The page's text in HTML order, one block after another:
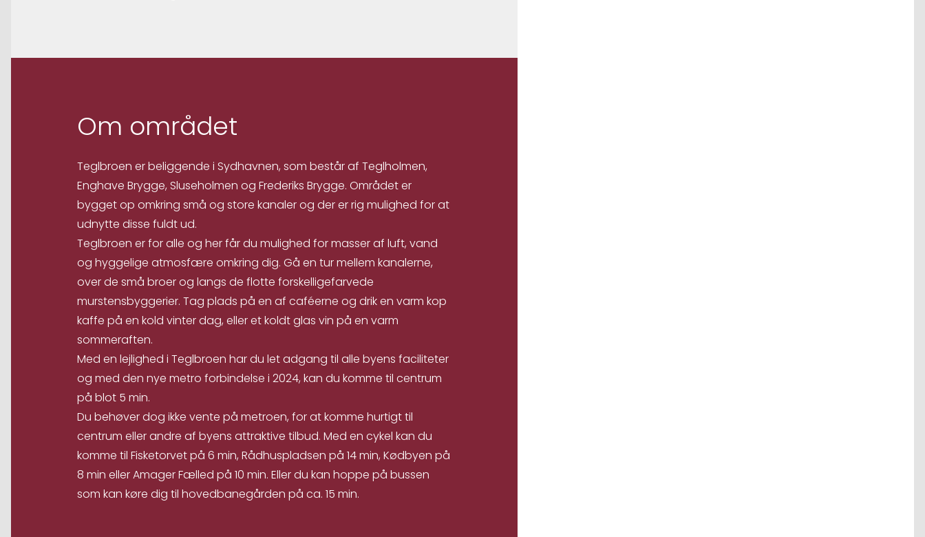
Om området
Teglbroen er beliggende i Sydhavnen, som består af Teglholmen,
Enghave Brygge, Sluseholmen og Frederiks Brygge. Området er
bygget op omkring små og store kanaler og der er rig mulighed for at
udnytte disse fuldt ud.
Teglbroen er for alle og her får du mulighed for masser af luft, vand
og hyggelige atmosfære omkring dig. Gå en tur mellem kanalerne,
over de små broer og langs de flotte forskelligefarvede
murstensbyggerier. Tag plads på en af caféerne og drik en varm kop
kaffe på en kold vinter dag, eller et koldt glas vin på en varm
sommeraften.
Med en lejlighed i Teglbroen har du let adgang til alle byens faciliteter
og med den nye metro forbindelse i 2024, kan du komme til centrum
på blot 5 min.
Du behøver dog ikke vente på metroen, for at komme hurtigt til
centrum eller andre af byens attraktive tilbud. Med en cykel kan du
komme til Fisketorvet på 6 min, Rådhuspladsen på 14 min, Kødbyen på
8 min eller Amager Fælled på 10 min. Eller du kan hoppe på bussen
som kan køre dig til hovedbanegården på ca. 15 min.